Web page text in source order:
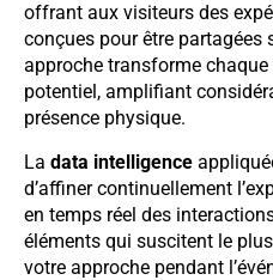
offrant aux visiteurs des
conçues pour être partagées
approche transforme
potentiel, amplifiant
présence physique.
La data intelligence
d’affiner continuellement
en temps réel des
éléments qui suscitent le
votre approche pendant